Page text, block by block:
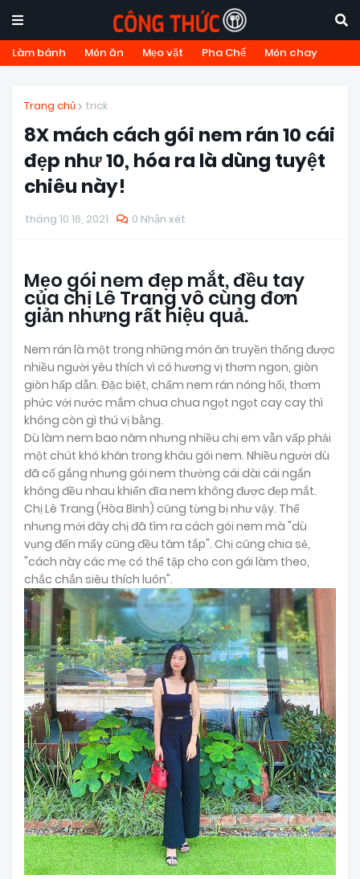
Làm bánh Món ăn Mẹo vặt Pha Chế Món chay
Trang chủ trick
8X mách cách gói nem rán 10 cái
đẹp như 10, hóa ra là dùng tuyệt
chiêu này!
tháng 10 16, 2021 0 Nhận xét
Mẹo gói nem đẹp mắt, đều tay
của chị Lê Trang vô cùng đơn
giản nhưng rất hiệu quả.
Nem rán là một trong những món ăn truyền thống được
nhiều người yêu thích vì có hương vị thơm ngon, giòn
giòn hấp dẫn. Đặc biệt, chấm nem rán nóng hổi, thơm
phức với nước mắm chua chua ngọt ngọt cay cay thì
không còn gì thú vị bằng.
Dù làm nem bao năm nhưng nhiều chị em vẫn vấp phải
một chút khó khăn trong khâu gói nem. Nhiều người dù
đã cố gắng nhưng gói nem thường cái dài cái ngắn
không đều nhau khiến đĩa nem không được đẹp mắt.
Chị Lê Trang (Hòa Bình) cũng từng bị như vậy. Thế
nhưng mới đây chị đã tìm ra cách gói nem mà "dù
vụng đến mấy cũng đều tăm tắp". Chị cũng chia sẻ,
"cách này các mẹ có thể tập cho con gái làm theo,
chắc chắn siêu thích luôn".